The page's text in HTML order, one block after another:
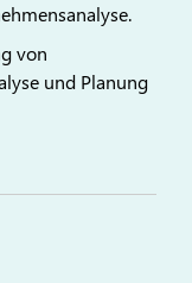
von
und Planung